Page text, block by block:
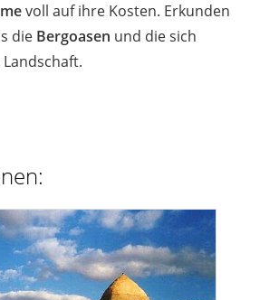
voll auf ihre Kosten. Erkunden
die Bergoasen und die sich